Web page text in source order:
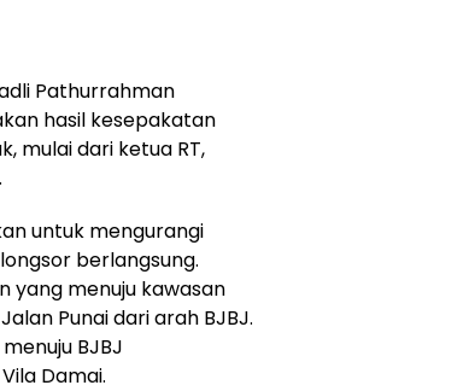
Pathurrahman
hasil kesepakatan
mulai dari ketua RT,
untuk mengurangi
berlangsung.
yang menuju kawasan
Punai dari arah BJBJ.
BJBJ
Damai.